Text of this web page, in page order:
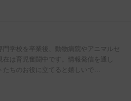
門学校を卒業後、動物病院やアニマルセ
は育児奮闘中です。情報発信を通し
たちのお役に立てると嬉しいで…